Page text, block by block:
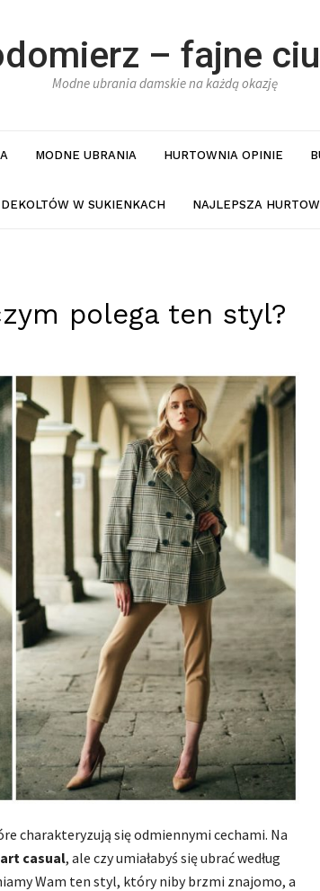
– fajne
Modne ubrania damskie na każdą okazję
MODNE UBRANIA HURTOWNIA OPINIE
W SUKIENKACH NAJLEPSZA
polega ten styl?
charakteryzują się odmiennymi cechami. Na
casual, ale czy umiałabyś się ubrać według
Wam ten styl, który niby brzmi znajomo, a